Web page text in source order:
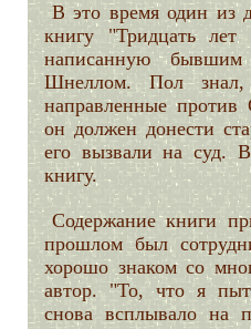
В это время один из
книгу "Тридцать
написанную
Шнеллом. Пол знал,
направленные
он должен донести
его вызвали на суд.
книгу.
Содержание книги
прошлом был
хорошо знаком со
автор. "То, что я
снова всплывало на